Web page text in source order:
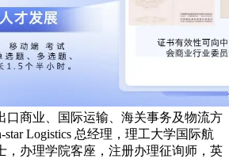
口商业、国际运输、海关事务及物流方
star Logistics 总经理，理工大学国际航
，办理学院客座，注册办理征询师，英